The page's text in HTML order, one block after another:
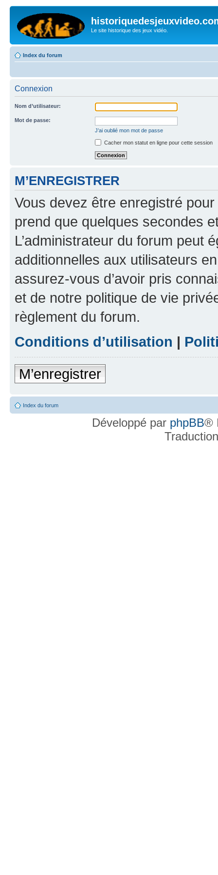
Le site historique des jeux vidéo.
Index du forum
Connexion
Nom d’utilisateur:
Mot de passe:
J’ai oublié mon mot de passe
Cacher mon statut en ligne pour cette session
M’ENREGISTRER
Vous devez être enregistré
prend que quelques secondes
L’administrateur du forum peut
additionnelles aux utilisateurs
assurez-vous d’avoir pris
et de notre politique de vie
règlement du forum.
Conditions d’utilisation |
M’enregistrer
Index du forum
Développé par phpBB®